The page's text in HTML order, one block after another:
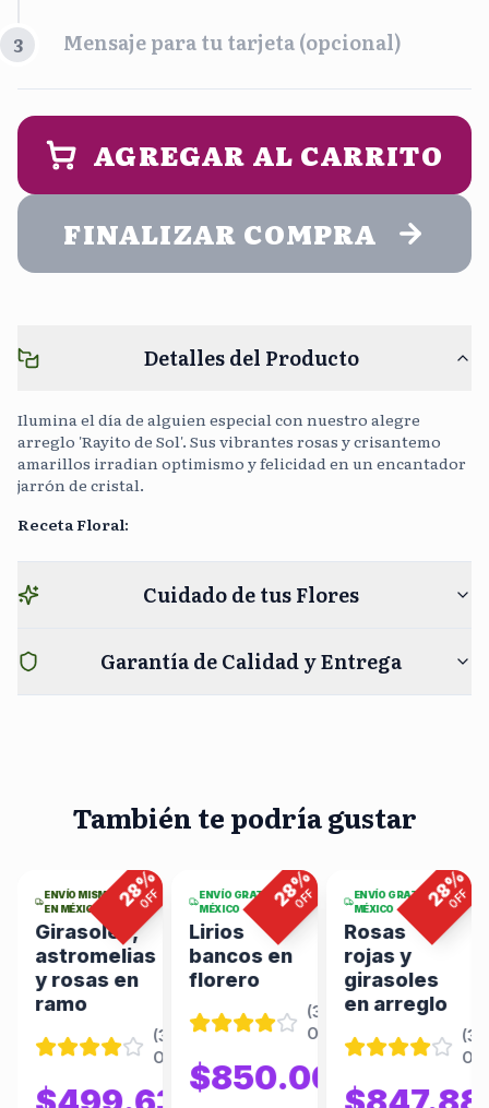
Mañana Tarde
5:00 pm - 9:00 pm
3 Mensaje para tu tarjeta (opcional)
PERSONALIZA UN MENSAJE DE
ENTREGA (opcional)
0/400
AGREGAR AL CARRITO
FINALIZAR COMPRA
Detalles del Producto
Ilumina el día de alguien especial con nuestro alegre
arreglo 'Rayito de Sol'. Sus vibrantes rosas y crisantemo
amarillos irradian optimismo y felicidad en un encantador
jarrón de cristal.
Receta Floral:
Cuidado de tus Flores
Garantía de Calidad y Entrega
También te podría gustar
viendo
28%
OFF
ENVÍO MISMO DÍA
EN MÉXICO
Girasoles,
astromelias
y rosas en
ramo
(346
Opiniones
9
viendo
28%
OFF
ENVÍO GRATIS EN
MÉXICO
Lirios
bancos en
florero
(346
Opiniones
$850.00
5 viendo
28%
OFF
ENVÍO GRATIS EN
MÉXICO
Rosas
rojas y
girasoles
en arreglo
(